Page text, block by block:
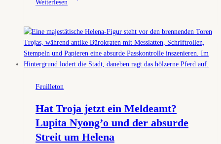
Weiterlesen
Odyssee
Kurs:
Das
Publikum
schaut
Feuilleton
Hat Troja jetzt ein Meldeamt?
Lupita Nyong’o und der absurde
Streit um Helena